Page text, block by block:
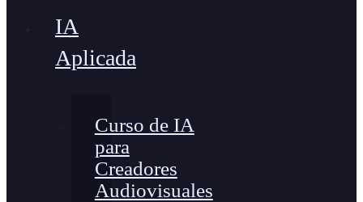
IA
Aplicada
Curso de IA
para
Creadores
Audiovisuales